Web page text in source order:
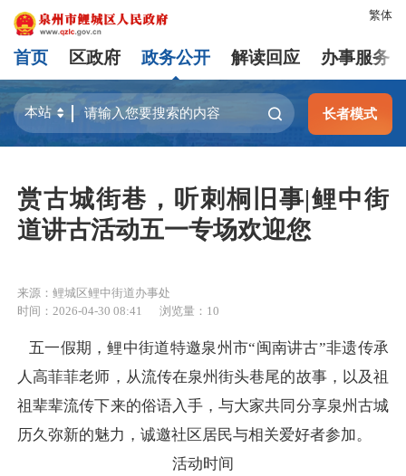
繁体
首页 区政府 政务公开 解读回应 办事服务
长者模式
赏古城街巷，听刺桐旧事|鲤中街
道讲古活动五一专场欢迎您
来源：鲤城区鲤中街道办事处
时间：2026-04-30 08:41
浏览量： 10
五一假期，鲤中街道特邀泉州市“闽南讲古”非遗传承
人高菲菲老师，从流传在泉州街头巷尾的故事，以及祖
祖辈辈流传下来的俗语入手，与大家共同分享泉州古城
历久弥新的魅力，诚邀社区居民与相关爱好者参加。
活动时间